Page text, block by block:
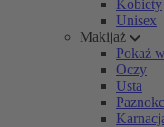
Kobiety
Unisex
Makijaż
Pokaż
Oczy
Usta